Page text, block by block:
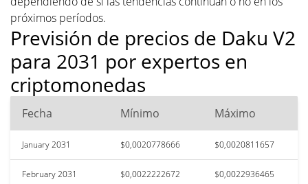
próximos períodos.
Previsión de precios de Daku V2
para 2031 por expertos en
criptomonedas
Fecha Mínimo Máximo
January 2031 $0,0020778666 $0,0020811657
February 2031 $0,0022222672 $0,0022936465